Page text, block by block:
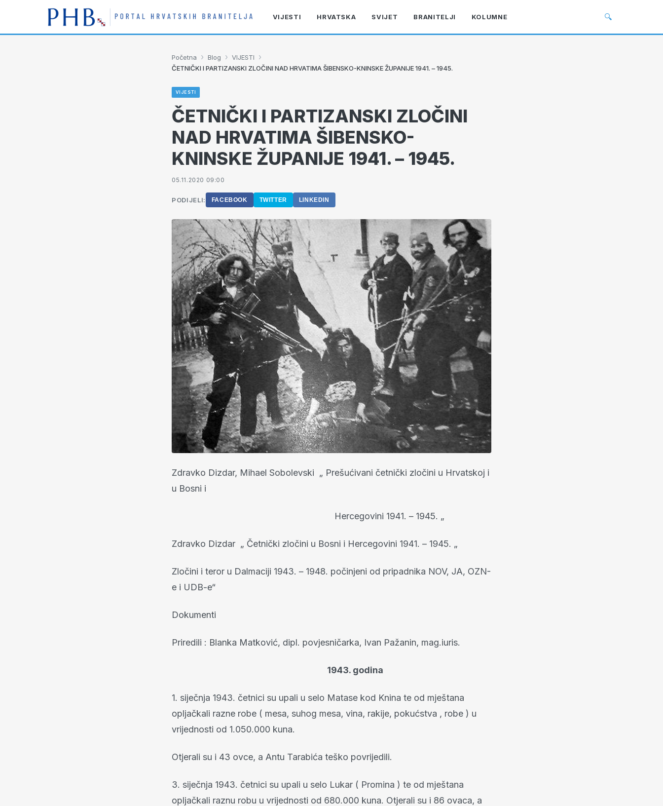
VIJESTI HRVATSKA SVIJET BRANITELJI KOLUMNE 🔍
Početna › Blog › VIJESTI ›
ČETNIČKI I PARTIZANSKI ZLOČINI NAD HRVATIMA ŠIBENSKO-KNINSKE ŽUPANIJE 1941. – 1945.
VIJESTI
ČETNIČKI I PARTIZANSKI ZLOČINI
NAD HRVATIMA ŠIBENSKO-
KNINSKE ŽUPANIJE 1941. – 1945.
05.11.2020 09:00
PODIJELI: FACEBOOK TWITTER LINKEDIN
Zdravko Dizdar, Mihael Sobolevski „ Prešućivani četnički zločini u Hrvatskoj i
u Bosni i
Hercegovini 1941. – 1945. „
Zdravko Dizdar „ Četnički zločini u Bosni i Hercegovini 1941. – 1945. „
Zločini i teror u Dalmaciji 1943. – 1948. počinjeni od pripadnika NOV, JA, OZN-
e i UDB-e“
Dokumenti
Priredili : Blanka Matković, dipl. povjesničarka, Ivan Pažanin, mag.iuris.
1943. godina
1. siječnja 1943. četnici su upali u selo Matase kod Knina te od mještana
opljačkali razne robe ( mesa, suhog mesa, vina, rakije, pokućstva , robe ) u
vrijednosti od 1.050.000 kuna.
Otjerali su i 43 ovce, a Antu Tarabića teško povrijedili.
3. siječnja 1943. četnici su upali u selo Lukar ( Promina ) te od mještana
opljačkali raznu robu u vrijednosti od 680.000 kuna. Otjerali su i 86 ovaca, a